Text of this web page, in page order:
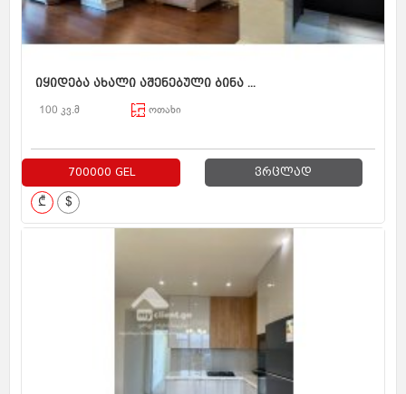
იყიდება ახალი აშენებული ბინა ...
100 კვ.მ ოთახი
700000 GEL ვრცლად
₾ $